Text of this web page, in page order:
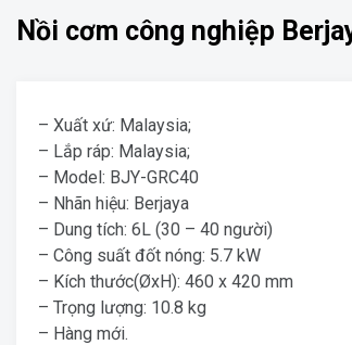
Nồi cơm công nghiệp
– Xuất xứ: Malaysia;
– Lắp ráp: Malaysia;
– Model: BJY-GRC40
– Nhãn hiệu: Berjaya
– Dung tích: 6L (30 – 40 người)
– Công suất đốt nóng: 5.7 kW
– Kích thước(ØxH): 460 x 420 mm
– Trọng lượng: 10.8 kg
– Hàng mới.